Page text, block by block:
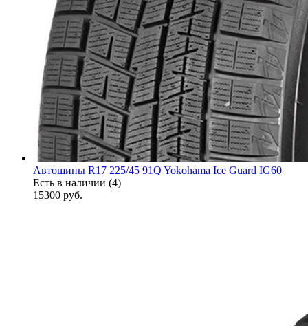
Автошины R17 225/45 91Q Yokohama Ice Guard IG60
Есть в наличии (4)
15300 руб.